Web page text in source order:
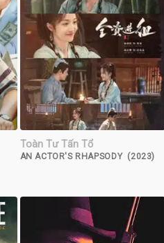
Toàn Tư Tấn Tổ
AN ACTOR'S RHAPSODY (2023)